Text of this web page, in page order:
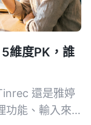
維度PK，誰
還是雅婷
功能、輸入來